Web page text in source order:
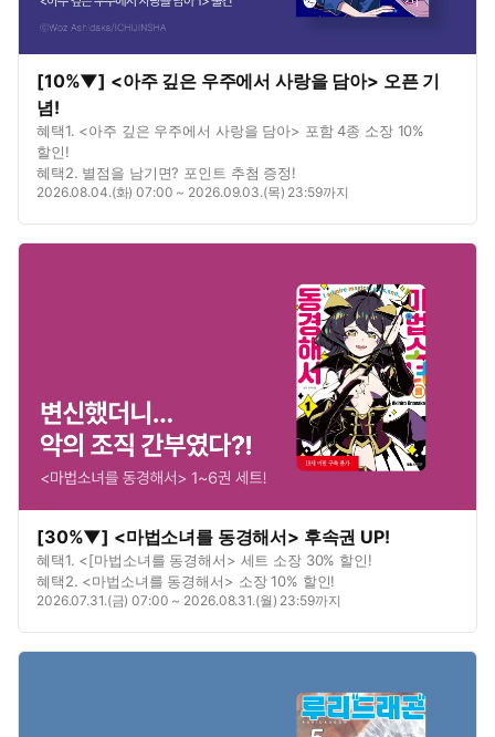
[10%▼] <아주 깊은 우주에서 사랑을 담아> 오픈 기
념!
혜택1. <아주 깊은 우주에서 사랑을 담아> 포함 4종 소장 10%
할인!
혜택2. 별점을 남기면? 포인트 추첨 증정!
2026.08.04.(화) 07:00 ~ 2026.09.03.(목) 23:59까지
[30%▼] <마법소녀를 동경해서> 후속권 UP!
혜택1. <[마법소녀를 동경해서> 세트 소장 30% 할인!
혜택2. <마법소녀를 동경해서> 소장 10% 할인!
2026.07.31.(금) 07:00 ~ 2026.08.31.(월) 23:59까지